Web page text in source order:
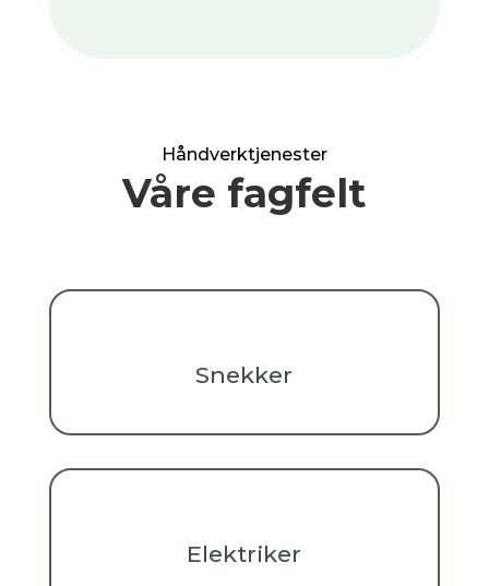
Håndverktjenester
Våre fagfelt
Snekker
Elektriker